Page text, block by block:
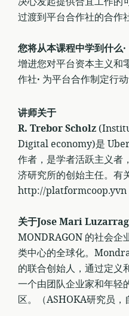
过渡到平台合作社的合作
您将从本课程中学到什么·
增进您对平台资本主义和
作社· 为平台合作制定行
讲师关于
R. Trebor Scholz
Digital economy)是
作者，是学者活跃主义者
济研究所的创始主任。有
http://platformcoop.yvn
关于Jose Mari
MONDRAGON 的社会企
类中心的全球化。
的联合创始人，通过定义
一个由团队企业家和年轻
区。（ASHOKA研究员，